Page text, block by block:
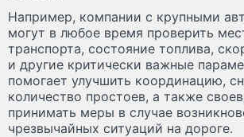
Например, компании с крупными
могут в любое время проверить
транспорта, состояние топлива,
и другие критически важные
помогает улучшить координацию,
количество простоев, а также
принимать меры в случае
чрезвычайных ситуаций на дороге.